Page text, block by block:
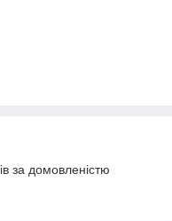
за домовленістю